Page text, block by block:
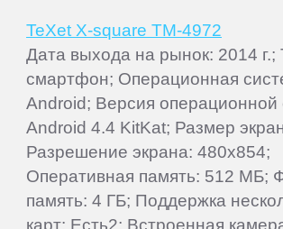
TeXet X-square TM-4972
Дата выхода на рынок: 2014 г.;
смартфон; Операционная
Android; Версия операционной
Android 4.4 KitKat; Размер
Разрешение экрана: 480x854;
Оперативная память: 512 МБ;
память: 4 ГБ; Поддержка
карт: Есть2; Встроенная